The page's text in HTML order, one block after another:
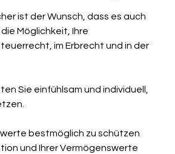
ist der Wunsch, dass es auch
Möglichkeit, Ihre
im Erbrecht und in der
Sie einfühlsam und individuell,
bestmöglich zu schützen
und Ihrer Vermögenswerte